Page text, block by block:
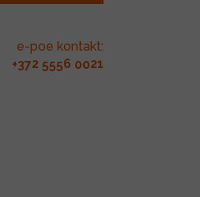
e-poe kontakt:
+372 5556 0021